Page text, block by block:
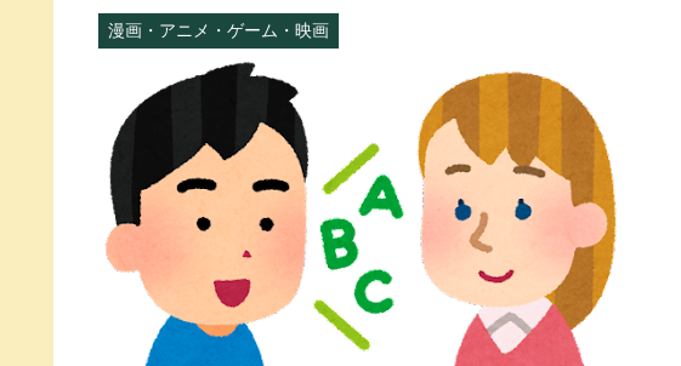
漫画・アニメ・ゲーム・映画